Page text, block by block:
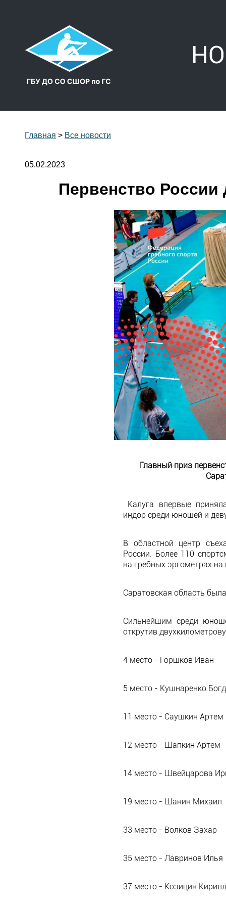
Главная > Все новости
05.02.2023
Первенство России
Главный приз
Калуга впервые
индор среди юношей и
В областной центр
России. Более 110
на гребных эргометрах
Саратовская область
Сильнейшим среди
открутив
4 место - Горшков Иван
5 место - Кушнаренко
11 место - Саушкин Артем
12 место - Шапкин Артем
14 место - Швейцарова
19 место - Шанин Михаил
33 место - Волков Захар
35 место - Лавринов Илья
37 место - Козицин Кирилл